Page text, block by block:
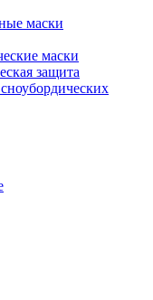
маски
маски
защита